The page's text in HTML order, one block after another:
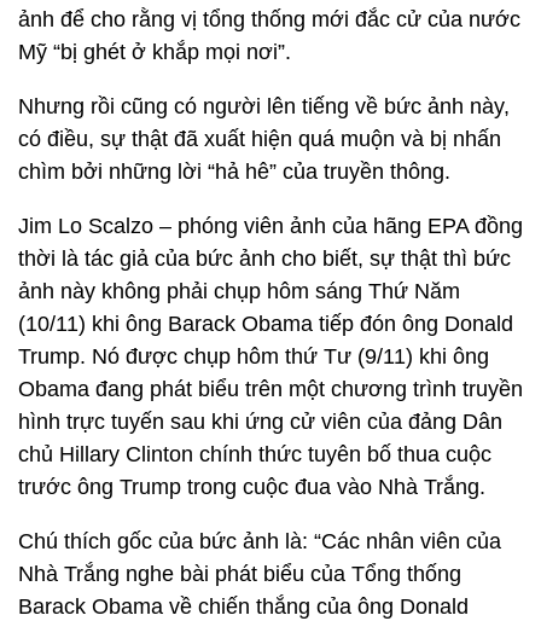
ảnh để cho rằng vị tổng thống mới đắc cử của nước
Mỹ “bị ghét ở khắp mọi nơi”.
Nhưng rồi cũng có người lên tiếng về bức ảnh này,
có điều, sự thật đã xuất hiện quá muộn và bị nhấn
chìm bởi những lời “hả hê” của truyền thông.
Jim Lo Scalzo – phóng viên ảnh của hãng EPA đồng
thời là tác giả của bức ảnh cho biết, sự thật thì bức
ảnh này không phải chụp hôm sáng Thứ Năm
(10/11) khi ông Barack Obama tiếp đón ông Donald
Trump. Nó được chụp hôm thứ Tư (9/11) khi ông
Obama đang phát biểu trên một chương trình truyền
hình trực tuyến sau khi ứng cử viên của đảng Dân
chủ Hillary Clinton chính thức tuyên bố thua cuộc
trước ông Trump trong cuộc đua vào Nhà Trắng.
Chú thích gốc của bức ảnh là: “Các nhân viên của
Nhà Trắng nghe bài phát biểu của Tổng thống
Barack Obama về chiến thắng của ông Donald